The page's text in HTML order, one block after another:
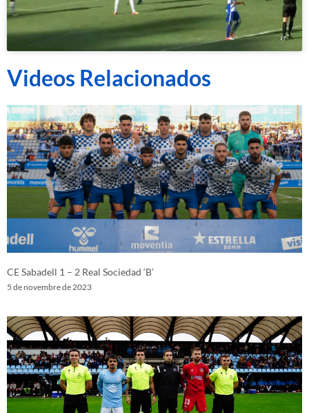
Videos Relacionados
CE Sabadell 1 – 2 Real Sociedad ‘B’
5 de novembre de 2023